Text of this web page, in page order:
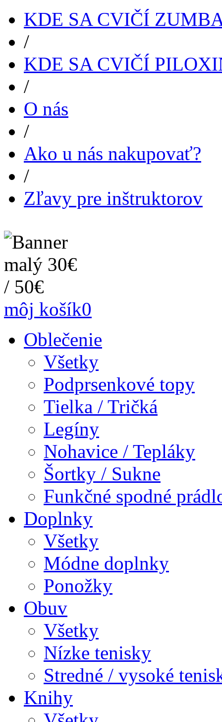
KDE SA CVIČÍ
/
KDE SA CVIČÍ
/
O nás
/
Ako u nás nakupovať?
/
Zľavy pre inštruktorov
môj košík0
Oblečenie
Všetky
Podprsenkové topy
Tielka / Tričká
Legíny
Nohavice / Tepláky
Šortky / Sukne
Funkčné spodné
Doplnky
Všetky
Módne doplnky
Ponožky
Obuv
Všetky
Nízke tenisky
Stredné / vysoké
Knihy